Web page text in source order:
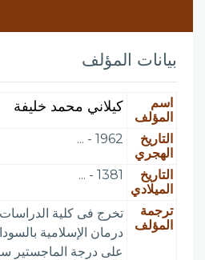
بيانات المؤلف
اسم
المؤلف
كيلاني محمد خليفة
التاريخ
الهجري
1962 - ...
التاريخ
الميلادي
1381 - ...
ترجمة
المؤلف
تخرج فى كلية الدراسات